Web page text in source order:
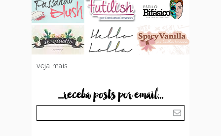
veja mais...
...receba posts por email...